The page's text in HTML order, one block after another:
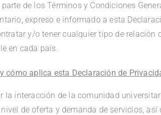
de los Términos y Condiciones
expreso e informado a esta
y/o tener cualquier tipo de relación
en cada país.
cómo aplica esta Declaración de
la interacción de la comunidad
de oferta y demanda de servicios,